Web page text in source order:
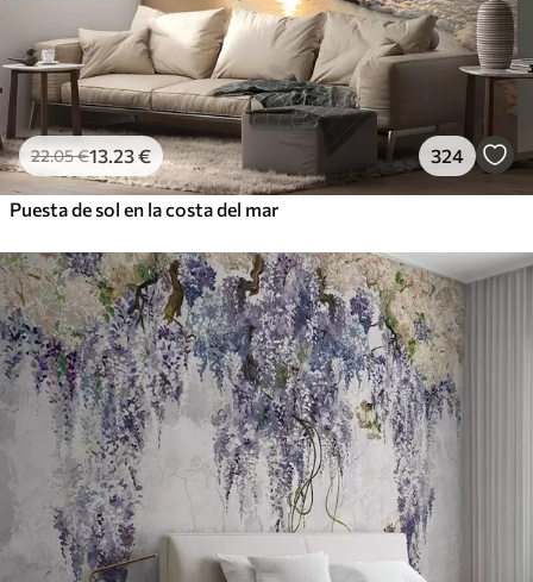
22.05€13 .23€ 324
Puesta de sol en la costa del mar